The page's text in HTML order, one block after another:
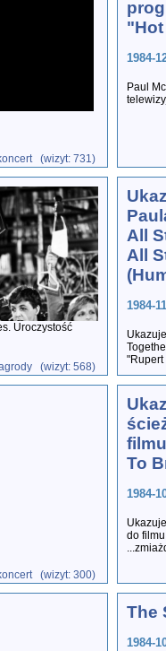
(wizyt: 731)
1984-
Paul
Uroczystość
(wizyt: 568)
All
All
1984-
"Rupert
(wizyt: 300)
To
1984-
do
The
1984-